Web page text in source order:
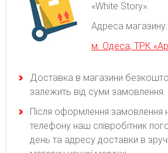
«White Story».
Адреса магазину:
м. Одеса, ТРК
Доставка в магазини
залежить від суми замовлення.
Після оформлення замовлення
телефону наш співробітник
день та адресу доставки в